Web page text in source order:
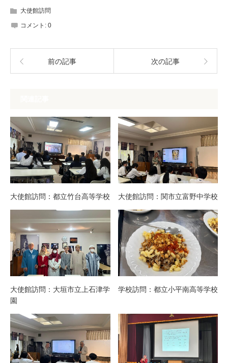
大使館訪問
コメント: 0
前の記事 次の記事
大使館訪問：都立竹台高等学校 大使館訪問：関市立富野中学校
大使館訪問：大垣市立上石津学
園
学校訪問：都立小平南高等学校